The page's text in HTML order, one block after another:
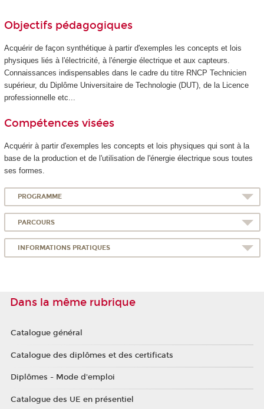
Objectifs pédagogiques
Acquérir de façon synthétique à partir d'exemples les concepts et lois
physiques liés à l'électricité, à l'énergie électrique et aux capteurs.
Connaissances indispensables dans le cadre du titre RNCP Technicien
supérieur, du Diplôme Universitaire de Technologie (DUT), de la Licence
professionnelle etc...
Compétences visées
Acquérir à partir d'exemples les concepts et lois physiques qui sont à la
base de la production et de l'utilisation de l'énergie électrique sous toutes
ses formes.
PROGRAMME
PARCOURS
INFORMATIONS PRATIQUES
Dans la même rubrique
Catalogue général
Catalogue des diplômes et des certificats
Diplômes - Mode d'emploi
Catalogue des UE en présentiel